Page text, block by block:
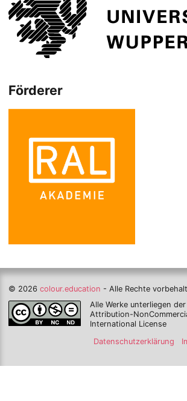
Förderer
© 2026 colour.education - Alle Rechte
Alle Werke unterliegen
Attribution-
International License
Datenschutzerklärung